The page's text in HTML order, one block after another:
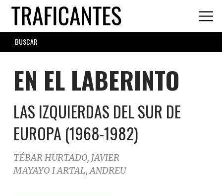
Skip
main
content
SEARCH
FORM
EN EL LABERINTO
LAS IZQUIERDAS DEL SUR DE
EUROPA (1968-1982)
TÉBAR HURTADO, JAVIER
MAYAYO I ARTAL, ANDREU